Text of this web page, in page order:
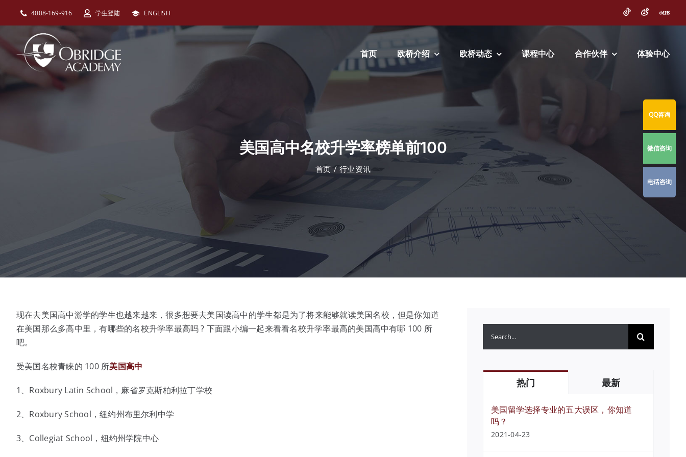
4008-169-916 学生登陆 ENGLISH
首页 欧桥介绍 欧桥动态 课程中心 合作伙伴 体验中心
美国高中名校升学率榜单前100
首页 行业资讯
现在去美国高中游学的学生也越来越来，很多想要去美国读高中的学生都是为了将来能够就读美国名校，但是你知道
在美国那么多高中里，有哪些的名校升学率最高吗 ? 下面跟小编一起来看看名校升学率最高的美国高中有哪 100 所
吧。
受美国名校青睐的 100 所美国高中
1、Roxbury Latin School，麻省罗克斯柏利拉丁学校
2、Roxbury School，纽约州布里尔利中学
3、Collegiat School，纽约州学院中心
热门 最新
美国留学选择专业的五大误区，你知道
吗？
2021-04-23
QQ咨询
微信咨询
电话咨询